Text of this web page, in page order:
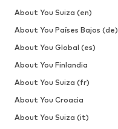
About You Suiza (en)
About You Países Bajos (de)
About You Global (es)
About You Finlandia
About You Suiza (fr)
About You Croacia
About You Suiza (it)